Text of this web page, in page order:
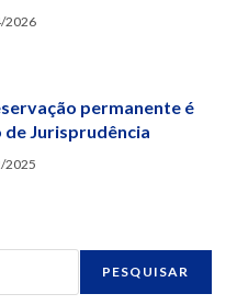
2026
permanente é
Jurisprudência
2025
PESQUISAR